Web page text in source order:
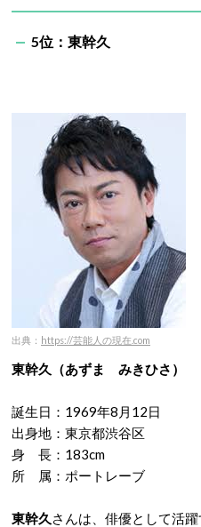
5位：東幹久
出典： https://芸能人の現在.com
東幹久（あずま みきひさ）
誕生日：1969年8月12日
出身地：東京都渋谷区
身 長：183cm
所 属：ポートレーブ
東幹久 さんは、俳優として活